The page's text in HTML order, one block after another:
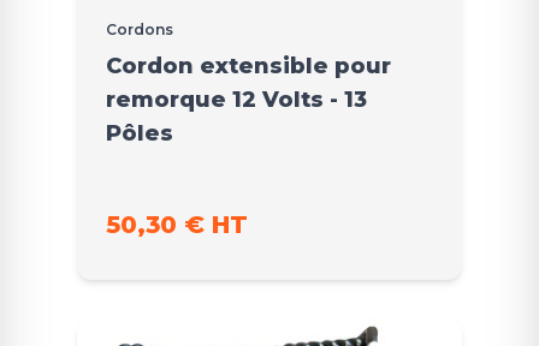
Cordons
Cordon extensible pour
remorque 12 Volts - 13
Pôles
50,30 € HT